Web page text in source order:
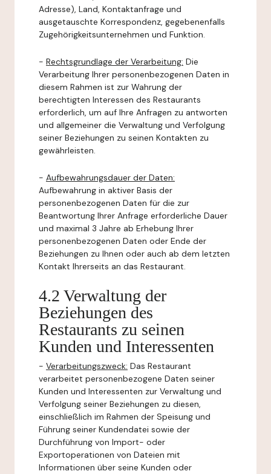
Adresse), Land, Kontaktanfrage und
ausgetauschte Korrespondenz, gegebenenfalls
Zugehörigkeitsunternehmen und Funktion.
- Rechtsgrundlage der Verarbeitung: Die
Verarbeitung Ihrer personenbezogenen Daten in
diesem Rahmen ist zur Wahrung der
berechtigten Interessen des Restaurants
erforderlich, um auf Ihre Anfragen zu antworten
und allgemeiner die Verwaltung und Verfolgung
seiner Beziehungen zu seinen Kontakten zu
gewährleisten.
- Aufbewahrungsdauer der Daten:
Aufbewahrung in aktiver Basis der
personenbezogenen Daten für die zur
Beantwortung Ihrer Anfrage erforderliche Dauer
und maximal 3 Jahre ab Erhebung Ihrer
personenbezogenen Daten oder Ende der
Beziehungen zu Ihnen oder auch ab dem letzten
Kontakt Ihrerseits an das Restaurant.
4.2 Verwaltung der
Beziehungen des
Restaurants zu seinen
Kunden und Interessenten
- Verarbeitungszweck: Das Restaurant
verarbeitet personenbezogene Daten seiner
Kunden und Interessenten zur Verwaltung und
Verfolgung seiner Beziehungen zu diesen,
einschließlich im Rahmen der Speisung und
Führung seiner Kundendatei sowie der
Durchführung von Import- oder
Exportoperationen von Dateien mit
Informationen über seine Kunden oder